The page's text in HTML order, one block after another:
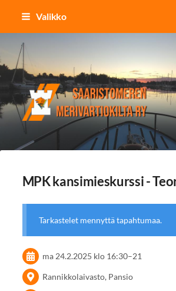
Siirry
Valikko
MPK kansimieskurssi -
Tarkastelet mennyttä tapahtumaa.
ma 24.2.2025 klo 16:30–21
Rannikkolaivasto, Pansio